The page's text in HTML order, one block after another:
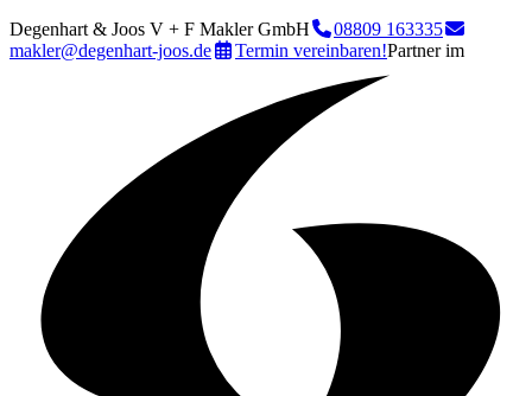
Degenhart & Joos V + F Makler GmbH
08809 163335
makler@degenhart-joos.de
Termin vereinbaren!Partner im